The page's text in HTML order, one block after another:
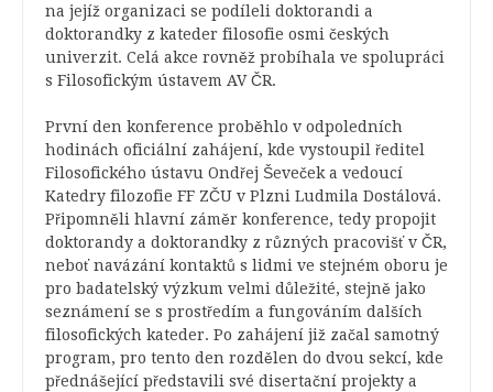
na jejíž organizaci se podíleli doktorandi a
doktorandky z kateder filosofie osmi českých
univerzit. Celá akce rovněž probíhala ve spolupráci
s Filosofickým ústavem AV ČR.
První den konference proběhlo v odpoledních
hodinách oficiální zahájení, kde vystoupil ředitel
Filosofického ústavu Ondřej Ševeček a vedoucí
Katedry filozofie FF ZČU v Plzni Ludmila Dostálová.
Připomněli hlavní záměr konference, tedy propojit
doktorandy a doktorandky z různých pracovišť v ČR,
neboť navázání kontaktů s lidmi ve stejném oboru je
pro badatelský výzkum velmi důležité, stejně jako
seznámení se s prostředím a fungováním dalších
filosofických kateder. Po zahájení již začal samotný
program, pro tento den rozdělen do dvou sekcí, kde
přednášející představili své disertační projekty a